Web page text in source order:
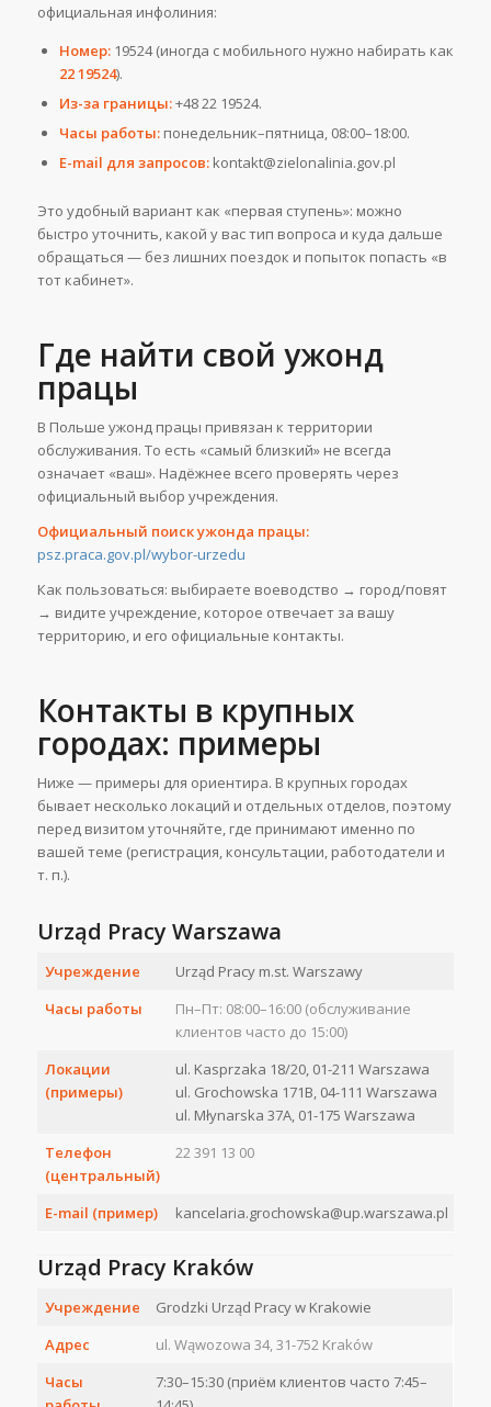
официальная инфолиния:
Номер:19524 (иногда с мобильного нужно набирать как
22 19524).
Из-за границы:+48 22 19524.
Часы работы:понедельник–пятница, 08:00–18:00.
E-mail для запросов:kontakt@zielonalinia.gov.pl
Это удобный вариант как «первая ступень»: можно
быстро уточнить, какой у вас тип вопроса и куда дальше
обращаться — без лишних поездок и попыток попасть «в
тот кабинет».
Где найти свой ужонд
працы
В Польше ужонд працы привязан к территории
обслуживания. То есть «самый близкий» не всегда
означает «ваш». Надёжнее всего проверять через
официальный выбор учреждения.
Официальный поиск ужонда працы:
psz.praca.gov.pl/wybor-urzedu
Как пользоваться: выбираете воеводство → город/повят
→ видите учреждение, которое отвечает за вашу
территорию, и его официальные контакты.
Контакты в крупных
городах: примеры
Ниже — примеры для ориентира. В крупных городах
бывает несколько локаций и отдельных отделов, поэтому
перед визитом уточняйте, где принимают именно по
вашей теме (регистрация, консультации, работодатели и
т. п.).
Urząd Pracy Warszawa
Учреждение
Urząd Pracy m.st. Warszawy
Часы работы
Пн–Пт: 08:00–16:00 (обслуживание
клиентов часто до 15:00)
Локации
(примеры)
ul. Kasprzaka 18/20, 01-211 Warszawa
ul. Grochowska 171B, 04-111 Warszawa
ul. Młynarska 37A, 01-175 Warszawa
Телефон
(центральный)
22 391 13 00
E-mail (пример) kancelaria.grochowska@up.warszawa.pl
Urząd Pracy Kraków
Учреждение
Grodzki Urząd Pracy w Krakowie
Адрес
ul. Wąwozowa 34, 31-752 Kraków
Часы
7:30–15:30 (приём клиентов часто 7:45–